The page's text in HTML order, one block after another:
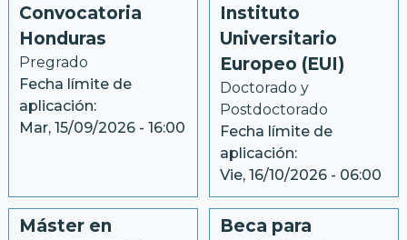
Convocatoria
Honduras
Pregrado
Fecha límite de
aplicación:
Mar, 15/09/2026 - 16:00
Instituto
Universitario
Europeo (EUI)
Doctorado y
Postdoctorado
Fecha límite de
aplicación:
Vie, 16/10/2026 - 06:00
Máster en
Beca para